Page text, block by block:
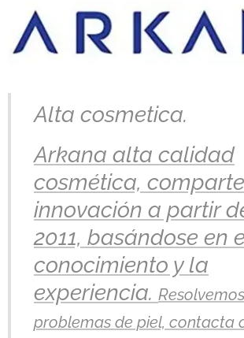
Alta cosmetica.
Arkana alta calidad
cosmética,
innovación a partir
2011, basándose en
conocimiento y la
experiencia.
problemas de piel, contacta